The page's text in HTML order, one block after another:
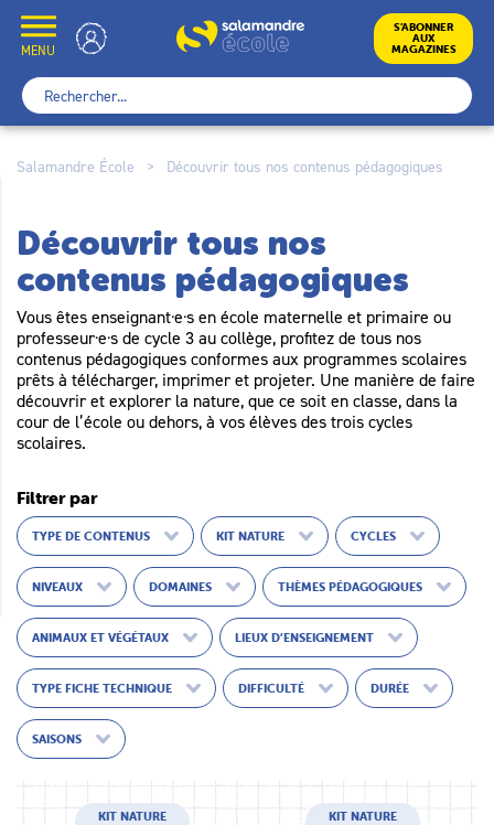
content
MENU
École S’ABONNER
AUX
MAGAZINES
Rechercher :
Salamandre École > Découvrir tous nos contenus pédagogiques
Découvrir tous nos
contenus pédagogiques
Vous êtes enseignant·e·s en école maternelle et primaire ou
professeur·e·s de cycle 3 au collège, profitez de tous nos
contenus pédagogiques conformes aux programmes scolaires
prêts à télécharger, imprimer et projeter. Une manière de faire
découvrir et explorer la nature, que ce soit en classe, dans la
cour de l’école ou dehors, à vos élèves des trois cycles
scolaires.
Filtrer par
TYPE DE CONTENUS KIT NATURE CYCLES
NIVEAUX DOMAINES THÈMES PÉDAGOGIQUES
ANIMAUX ET VÉGÉTAUX LIEUX D’ENSEIGNEMENT
TYPE FICHE TECHNIQUE DIFFICULTÉ DURÉE
SAISONS
KIT NATURE KIT NATURE